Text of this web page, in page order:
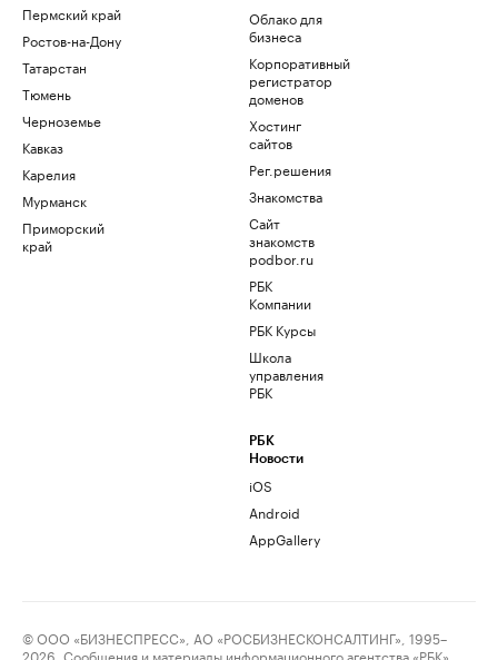
Пермский край
Ростов-на-Дону
Татарстан
Тюмень
Черноземье
Кавказ
Карелия
Мурманск
Приморский
край
Облако для
бизнеса
Корпоративный
регистратор
доменов
Хостинг
сайтов
Рег.решения
Знакомства
Сайт
знакомств
podbor.ru
РБК
Компании
РБК Курсы
Школа
управления
РБК
РБК
Новости
iOS
Android
AppGallery
© ООО «БИЗНЕСПРЕСС», АО «РОСБИЗНЕСКОНСАЛТИНГ», 1995–
2026. Сообщения и материалы информационного агентства «РБК»